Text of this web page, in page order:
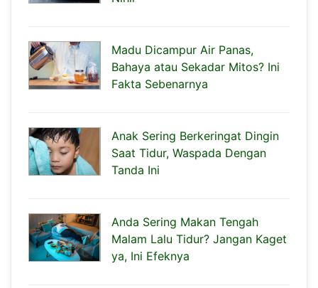
Madu Dicampur Air Panas,
Bahaya atau Sekadar Mitos? Ini
Fakta Sebenarnya
Anak Sering Berkeringat Dingin
Saat Tidur, Waspada Dengan
Tanda Ini
Anda Sering Makan Tengah
Malam Lalu Tidur? Jangan Kaget
ya, Ini Efeknya